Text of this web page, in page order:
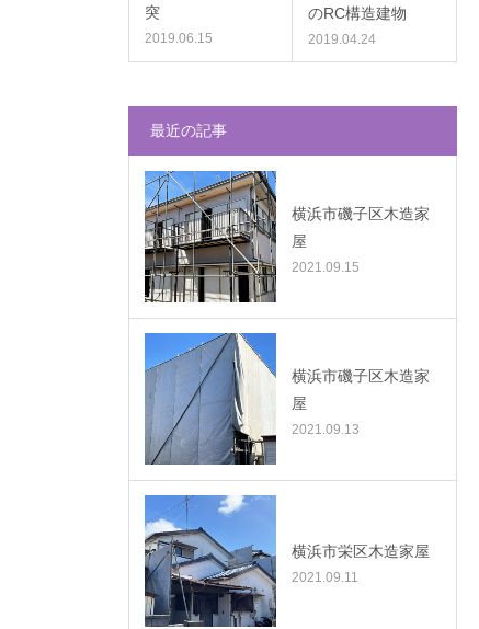
突
2019.06.15
のRC構造建物
2019.04.24
最近の記事
横浜市磯子区木造家
屋
2021.09.15
横浜市磯子区木造家
屋
2021.09.13
横浜市栄区木造家屋
2021.09.11